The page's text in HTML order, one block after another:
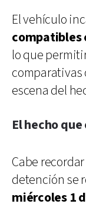
El vehículo
compatibles
lo que
comparativas
escena del
El hecho
Cabe
detención se
miércoles 1